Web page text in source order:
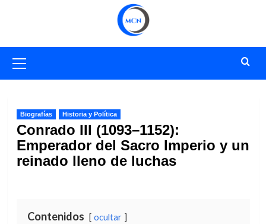
primario
Biografías Historia y Política
Conrado III (1093–1152):
Emperador del Sacro Imperio y un
reinado lleno de luchas
Contenidos ocultar